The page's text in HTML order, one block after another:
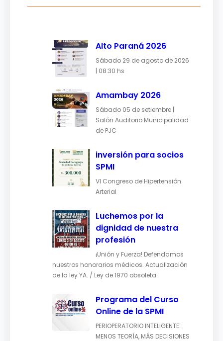
Alto Paraná 2026
Sábado 29 de agosto de 2026
| 08:30 hs
Amambay 2026
Sábado 05 de setiembre |
Salón Auditorio Municipalidad
de PJC
inversión para socios
SPMI
VI Congreso de Hipertensión
Arterial
Luchemos por la
dignidad de nuestra
profesión
¡Unión y Fuerza! Defendamos
nuestros honorarios médicos. Actualización
de la ley YA. / Ley de 1970 obsoleta.
Programa del Curso
Online de la SPMI
PERIOPERATORIO INTELIGENTE:
MENOS TEORÍA, MÁS DECISIONES